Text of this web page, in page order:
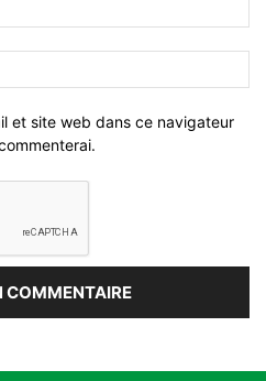
et site web dans ce navigateur